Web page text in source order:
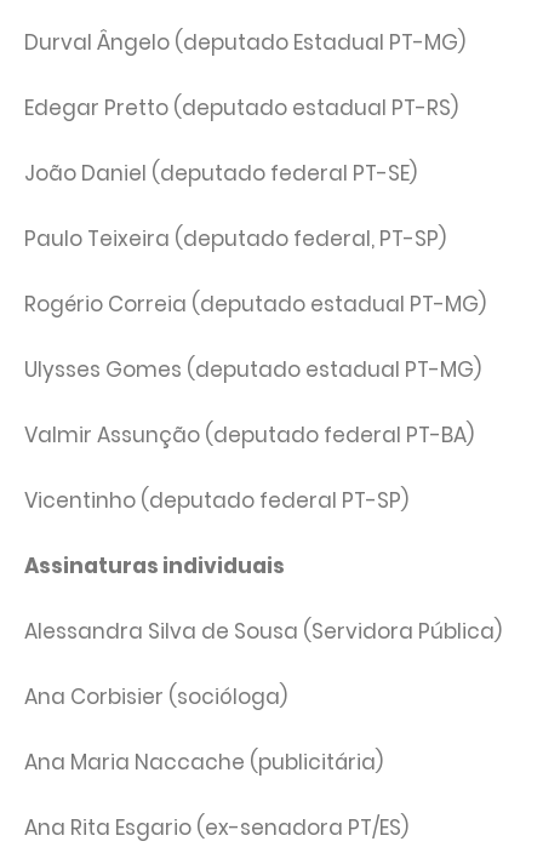
Durval Ângelo (deputado Estadual PT-MG)
Edegar Pretto (deputado estadual PT-RS)
João Daniel (deputado federal PT-SE)
Paulo Teixeira (deputado federal, PT-SP)
Rogério Correia (deputado estadual PT-MG)
Ulysses Gomes (deputado estadual PT-MG)
Valmir Assunção (deputado federal PT-BA)
Vicentinho (deputado federal PT-SP)
Assinaturas individuais
Alessandra Silva de Sousa (Servidora Pública)
Ana Corbisier (socióloga)
Ana Maria Naccache (publicitária)
Ana Rita Esgario (ex-senadora PT/ES)